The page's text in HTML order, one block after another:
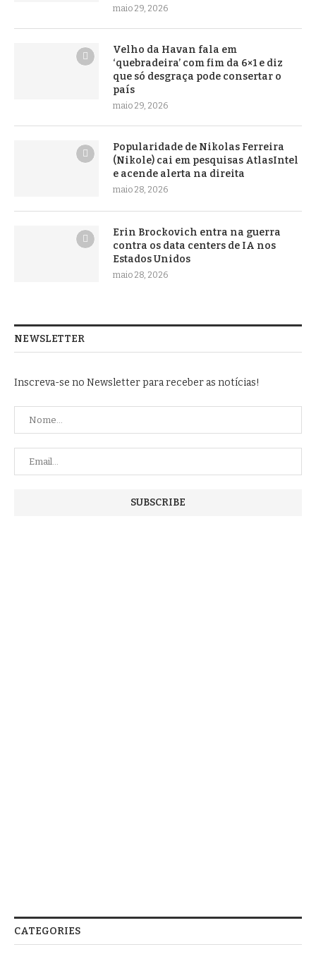
maio 29, 2026
Velho da Havan fala em
‘quebradeira’ com fim da 6×1 e diz
que só desgraça pode consertar o
país
maio 29, 2026
Popularidade de Nikolas Ferreira
(Nikole) cai em pesquisas AtlasIntel
e acende alerta na direita
maio 28, 2026
Erin Brockovich entra na guerra
contra os data centers de IA nos
Estados Unidos
maio 28, 2026
NEWSLETTER
Inscreva-se no Newsletter para receber as notícias!
CATEGORIES